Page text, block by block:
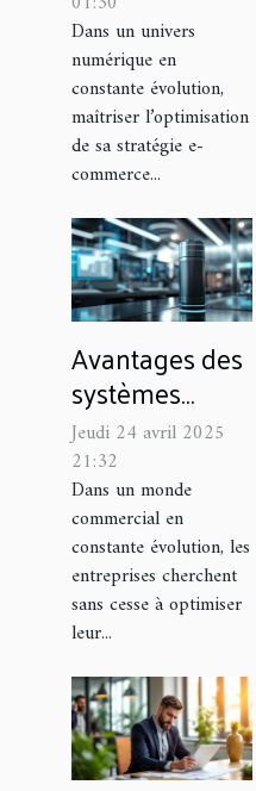
les ventes en
ligne
Dans un univers
numérique en
constante évolution,
maîtriser l’optimisation
de sa stratégie e-
commerce...
Avantages des
systèmes
vocaux
intelligents
dans les
entreprises
Jeudi 24 avril 2025
21:32
Dans un monde
commercial en
constante évolution, les
entreprises cherchent
sans cesse à optimiser
leur...